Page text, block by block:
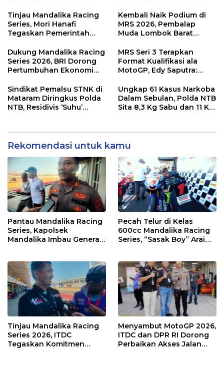
Dampak Ekonomi
Kawasan
di KEK Mandalika
Tinjau Mandalika Racing
Series, Mori Hanafi
Tegaskan Pemerintah
NTB
Kembali Naik Podium di
MRS 2026, Pembalap
Muda Lombok Barat
Menuju Tingkat Asia
Dukung Mandalika Racing
Series 2026, BRI Dorong
Pertumbuhan Ekonomi
MRS Seri 3 Terapkan
Format Kualifikasi ala
MotoGP, Edy Saputra:
dan Efektif
Sindikat Pemalsu STNK di
Mataram Diringkus Polda
NTB, Residivis ‘Suhu’
Ungkap 61 Kasus Narkoba
Dalam Sebulan, Polda NTB
Sita 8,3 Kg Sabu dan 11 Kg
Rekomendasi untuk kamu
Pantau Mandalika Racing
Series, Kapolsek
Mandalika Imbau Generasi
Pecah Telur di Kelas
600cc Mandalika Racing
Series, “Sasak Boy” Arai
Tinjau Mandalika Racing
Series 2026, ITDC
Tegaskan Komitmen
Menyambut MotoGP 2026,
ITDC dan DPR RI Dorong
Perbaikan Akses Jalan